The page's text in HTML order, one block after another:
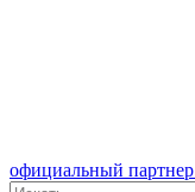
официальный партнер